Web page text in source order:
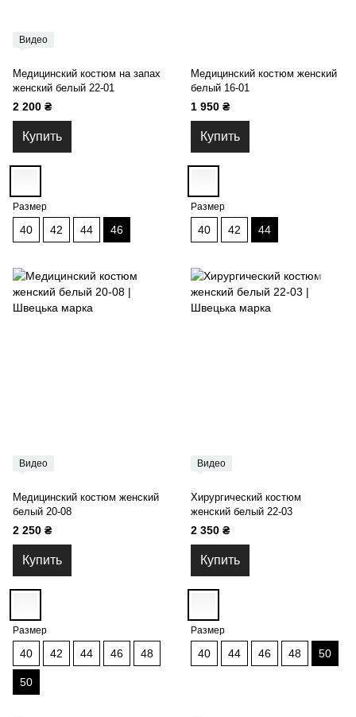
Видео
Медицинский костюм на запах
женский белый 22-01
2 200 ₴
Купить
Размер
40 42 44 46
Медицинский костюм женский
белый 16-01
1 950 ₴
Купить
Размер
40 42 44
Видео
Медицинский костюм женский
белый 20-08
2 250 ₴
Купить
Размер
40 42 44 46 48
50
Видео
Хирургический костюм
женский белый 22-03
2 350 ₴
Купить
Размер
40 44 46 48 50